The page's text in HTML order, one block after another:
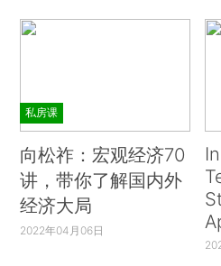
私房课
向松祚：宏观经济70
讲，带你了解国内外
经济大局
2022年04月06日